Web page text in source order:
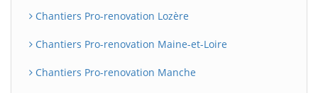
Chantiers Pro-renovation Lozère
Chantiers Pro-renovation Maine-et-Loire
Chantiers Pro-renovation Manche